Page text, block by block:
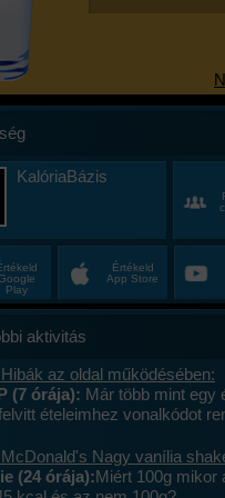
KalóriaBázis
Play
Értékeld
App Store
aktivitás
az oldal működésében:
(7 órája): Már több mint egy
ételeimhez vonalkódot
megy. A mások által megadott
le tudom olvasni , jól
cseréltem, a legújabb
Nagy vanília
(24 órája):Miért 100g mikor